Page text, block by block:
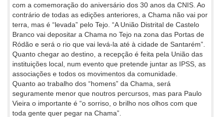
com a comemoração do aniversário dos 30 anos da CNIS. Ao
contrário de todas as edições anteriores, a Chama não vai por
terra, mas é “levada” pelo Tejo. “A União Distrital de Castelo
Branco vai depositar a Chama no Tejo na zona das Portas de
Ródão e será o rio que vai levá-la até à cidade de Santarém”.
Quanto chegar ao destino, a recepção é feita pela União das
instituições local, num evento que pretende juntar as IPSS, as
associações e todos os movimentos da comunidade.
Quanto ao trabalho dos “homens” da Chama, será
seguramente menor que noutros percursos, mas para Paulo
Vieira o importante é “o sorriso, o brilho nos olhos com que
toda gente quer pegar na Chama”.